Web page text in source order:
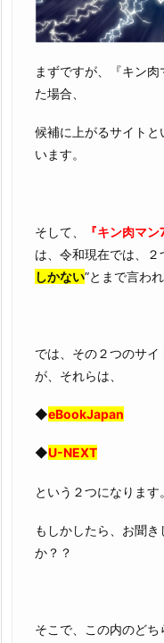
まずですが、『キン
た場合、
候補に上がるサイト
います。
そして、 『キン肉マ
は、令和現在では、
しかない”とまで言わ
では、その２つのサ
が、それらは、
◆eBookJapan
◆U-NEXT
という２つになります。
もしかしたら、お聞
か？？
そこで、この内のどち